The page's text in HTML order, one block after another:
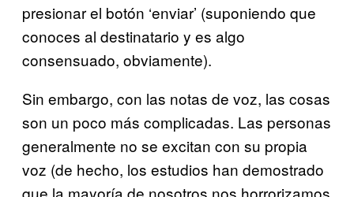
presionar el botón ‘enviar’ (suponiendo que
conoces al destinatario y es algo
consensuado, obviamente).
Sin embargo, con las notas de voz, las cosas
son un poco más complicadas. Las personas
generalmente no se excitan con su propia
voz (de hecho, los estudios han demostrado
que la mayoría de nosotros nos horrorizamos